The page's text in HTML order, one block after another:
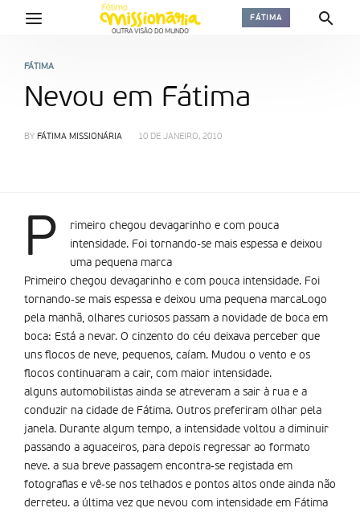
FÁTIMA
FÁTIMA
Nevou em Fátima
BY FÁTIMA MISSIONÁRIA 10 DE JANEIRO, 2010
P
rimeiro chegou devagarinho e com pouca
intensidade. Foi tornando-se mais espessa e deixou
uma pequena marca
Primeiro chegou devagarinho e com pouca intensidade. Foi
tornando-se mais espessa e deixou uma pequena marcaLogo
pela manhã, olhares curiosos passam a novidade de boca em
boca: Está a nevar. O cinzento do céu deixava perceber que
uns flocos de neve, pequenos, caíam. Mudou o vento e os
flocos continuaram a cair, com maior intensidade.
alguns automobilistas ainda se atreveram a sair à rua e a
conduzir na cidade de Fátima. Outros preferiram olhar pela
janela. Durante algum tempo, a intensidade voltou a diminuir
passando a aguaceiros, para depois regressar ao formato
neve. a sua breve passagem encontra-se registada em
fotografias e vê-se nos telhados e pontos altos onde ainda não
derreteu. a última vez que nevou com intensidade em Fátima